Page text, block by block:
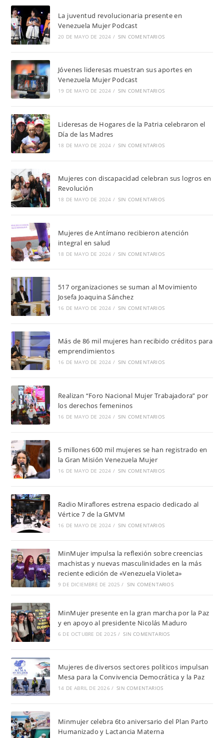
La juventud revolucionaria presente en
Venezuela Mujer Podcast
20 DE MAYO DE 2024 / SIN COMENTARIOS
Jóvenes lideresas muestran sus aportes en
Venezuela Mujer Podcast
19 DE MAYO DE 2024 / SIN COMENTARIOS
Lideresas de Hogares de la Patria celebraron el
Día de las Madres
18 DE MAYO DE 2024 / SIN COMENTARIOS
Mujeres con discapacidad celebran sus logros en
Revolución
18 DE MAYO DE 2024 / SIN COMENTARIOS
Mujeres de Antímano recibieron atención
integral en salud
18 DE MAYO DE 2024 / SIN COMENTARIOS
517 organizaciones se suman al Movimiento
Josefa Joaquina Sánchez
16 DE MAYO DE 2024 / SIN COMENTARIOS
Más de 86 mil mujeres han recibido créditos para
emprendimientos
16 DE MAYO DE 2024 / SIN COMENTARIOS
Realizan “Foro Nacional Mujer Trabajadora” por
los derechos femeninos
16 DE MAYO DE 2024 / SIN COMENTARIOS
5 millones 600 mil mujeres se han registrado en
la Gran Misión Venezuela Mujer
16 DE MAYO DE 2024 / SIN COMENTARIOS
Radio Miraflores estrena espacio dedicado al
Vértice 7 de la GMVM
16 DE MAYO DE 2024 / SIN COMENTARIOS
MinMujer impulsa la reflexión sobre creencias
machistas y nuevas masculinidades en la más
reciente edición de «Venezuela Violeta»
9 DE DICIEMBRE DE 2025 / SIN COMENTARIOS
MinMujer presente en la gran marcha por la Paz
y en apoyo al presidente Nicolás Maduro
6 DE OCTUBRE DE 2025 / SIN COMENTARIOS
Mujeres de diversos sectores políticos impulsan
Mesa para la Convivencia Democrática y la Paz
14 DE ABRIL DE 2026 / SIN COMENTARIOS
Minmujer celebra 6to aniversario del Plan Parto
Humanizado y Lactancia Materna